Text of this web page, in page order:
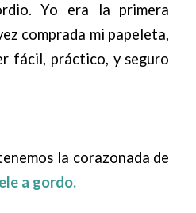
Yo era la primera
comprada mi papeleta,
fácil, práctico, y seguro
la corazonada de
a gordo.